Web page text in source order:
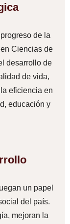
de la
Ciencias de
desarrollo de
de vida,
eficiencia en
educación y
un papel
del país.
mejoran la